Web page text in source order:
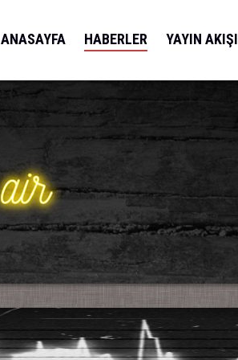
ANASAYFA HABERLER YAYIN AKIŞI